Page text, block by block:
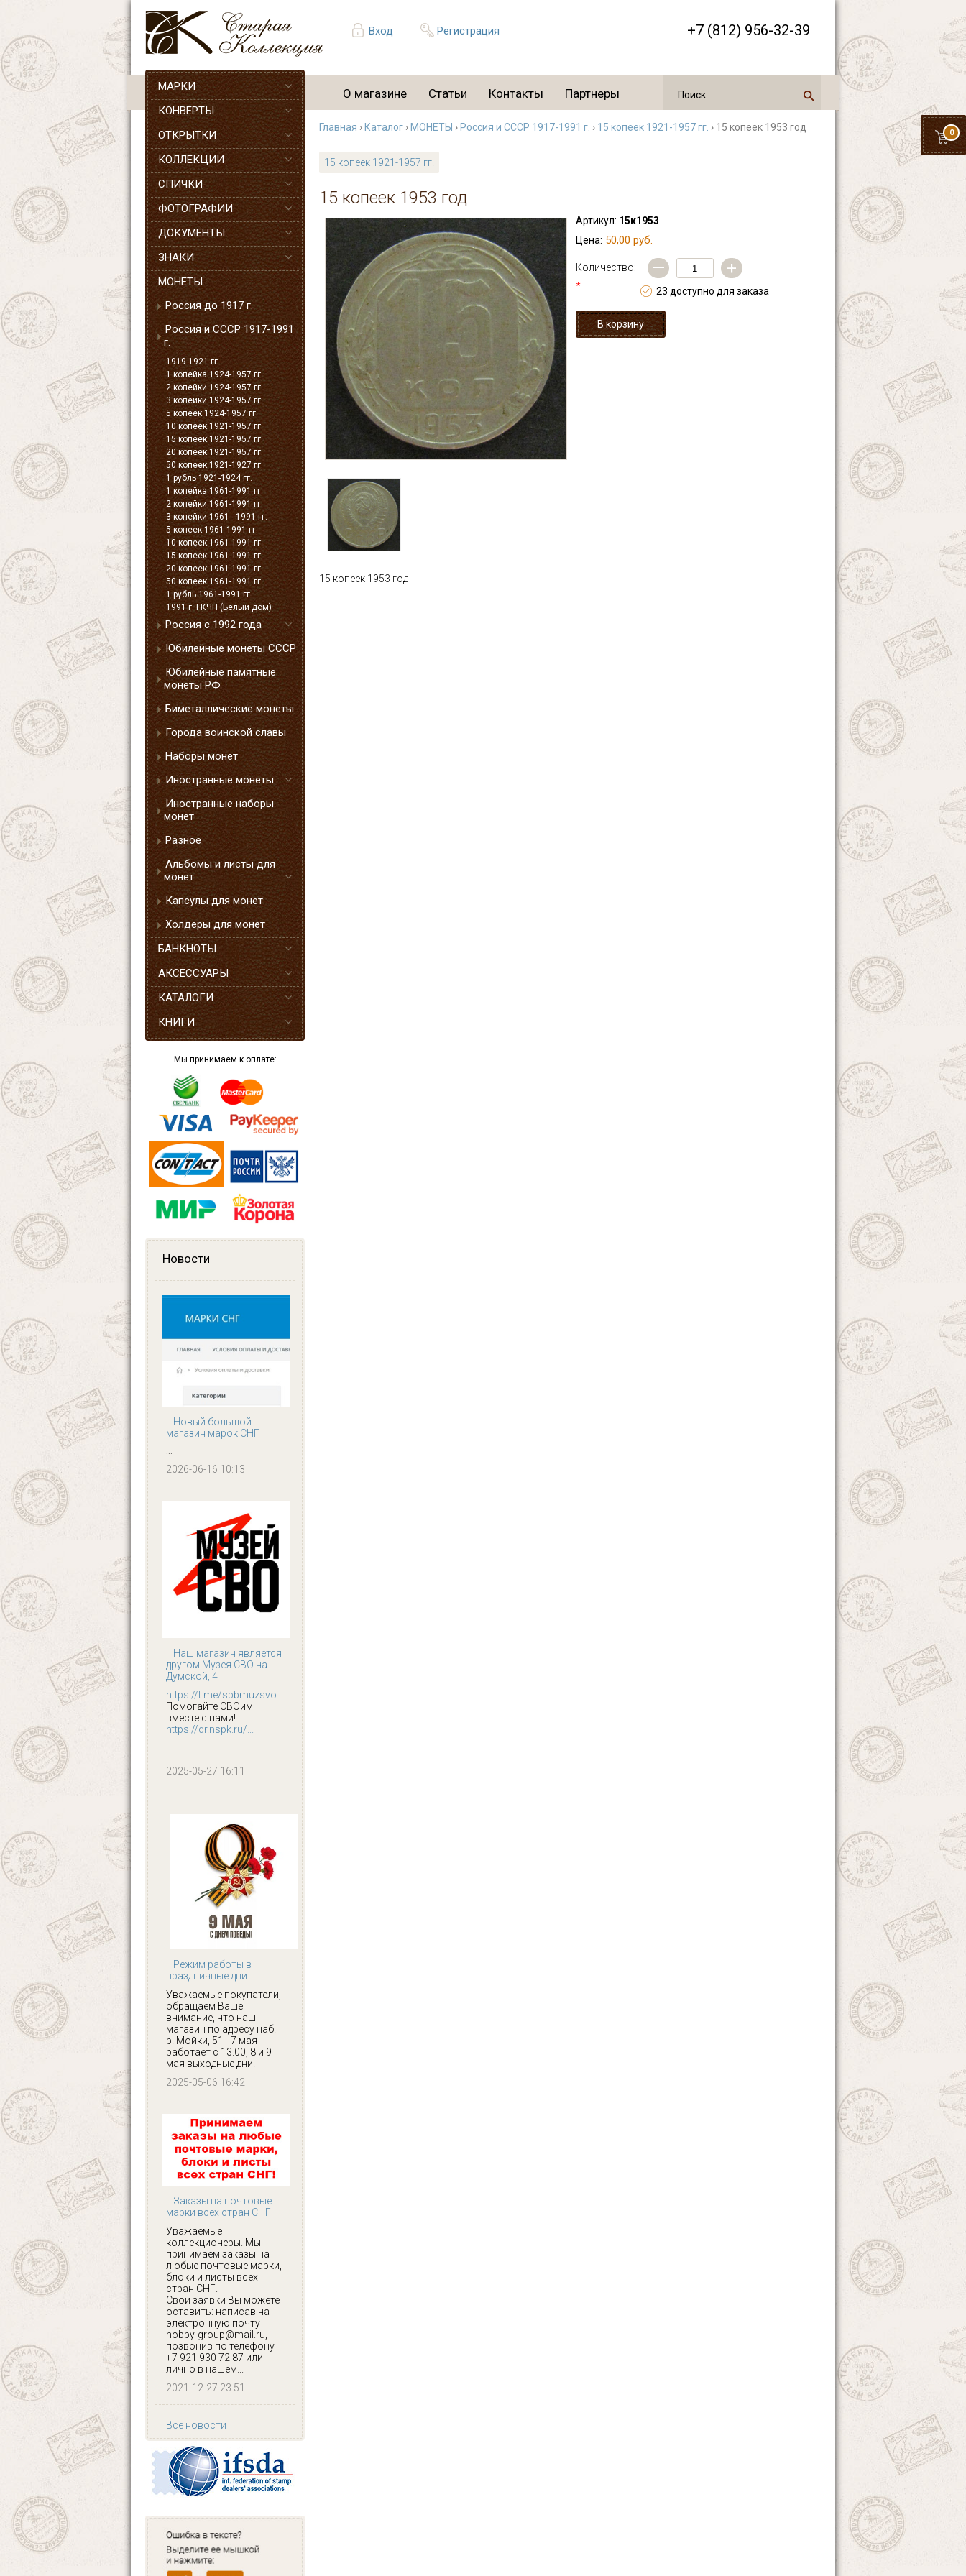
Вход Регистрация +7 (812) 956-32-39
0
О магазине Статьи Контакты Партнеры
МАРКИ
КОНВЕРТЫ
ОТКРЫТКИ
КОЛЛЕКЦИИ
СПИЧКИ
ФОТОГРАФИИ
ДОКУМЕНТЫ
ЗНАКИ
МОНЕТЫ
Россия до 1917 г.
Россия и СССР 1917-1991
г.
1919-1921 гг.
1 копейка 1924-1957 гг.
2 копейки 1924-1957 гг.
3 копейки 1924-1957 гг.
5 копеек 1924-1957 гг.
10 копеек 1921-1957 гг.
15 копеек 1921-1957 гг.
20 копеек 1921-1957 гг.
50 копеек 1921-1927 гг.
1 рубль 1921-1924 гг.
1 копейка 1961-1991 гг.
2 копейки 1961-1991 гг.
3 копейки 1961 - 1991 гг.
5 копеек 1961-1991 гг.
10 копеек 1961-1991 гг.
15 копеек 1961-1991 гг.
20 копеек 1961-1991 гг.
50 копеек 1961-1991 гг.
1 рубль 1961-1991 гг.
1991 г. ГКЧП (Белый дом)
Россия с 1992 года
Юбилейные монеты СССР
Юбилейные памятные
монеты РФ
Биметаллические монеты
Города воинской славы
Наборы монет
Иностранные монеты
Иностранные наборы
монет
Разное
Альбомы и листы для
монет
Капсулы для монет
Холдеры для монет
БАНКНОТЫ
АКСЕССУАРЫ
КАТАЛОГИ
КНИГИ
Мы принимаем к оплате:
Новости
Новый большой
магазин марок СНГ
...
2026-06-16 10:13
Наш магазин является
другом Музея СВО на
Думской, 4
https://t.me/spbmuzsvo
Помогайте СВОим
вместе с нами!
https://qr.nspk.ru/...
2025-05-27 16:11
Режим работы в
праздничные дни
Уважаемые покупатели,
обращаем Ваше
внимание, что наш
магазин по адресу наб.
р. Мойки, 51 - 7 мая
работает с 13.00, 8 и 9
мая выходные дни.
2025-05-06 16:42
Заказы на почтовые
марки всех стран СНГ
Уважаемые
коллекционеры. Мы
принимаем заказы на
любые почтовые марки,
блоки и листы всех
стран СНГ.
Свои заявки Вы можете
оставить: написав на
электронную почту
hobby-group@mail.ru,
позвонив по телефону
+7 921 930 72 87 или
лично в нашем...
2021-12-27 23:51
Все новости
Главная › Каталог › МОНЕТЫ › Россия и СССР 1917-1991 г. › 15 копеек 1921-1957 гг. › 15 копеек 1953 год
15 копеек 1921-1957 гг.
15 копеек 1953 год
Артикул: 15к1953
Цена: 50,00 руб.
Количество:
*
— +
23 доступно для заказа
15 копеек 1953 год